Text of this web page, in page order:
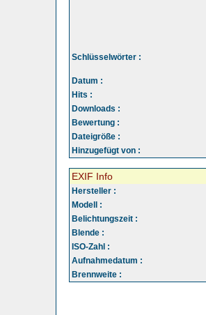
Schlüsselwörter :
Datum :
Hits :
Downloads :
Bewertung :
Dateigröße :
Hinzugefügt von :
EXIF Info
Hersteller :
Modell :
Belichtungszeit :
Blende :
ISO-Zahl :
Aufnahmedatum :
Brennweite :